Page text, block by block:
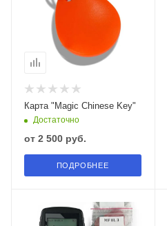
Карта "Magic Chinese Key"
Достаточно
от 2 500 руб.
ПОДРОБНЕЕ